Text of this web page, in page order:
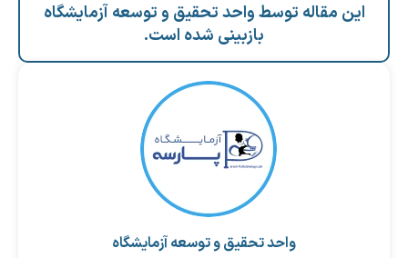
این مقاله توسط واحد تحقیق و توسعه آزمایشگاه
بازبینی شده است.
واحد تحقیق و توسعه آزمایشگاه